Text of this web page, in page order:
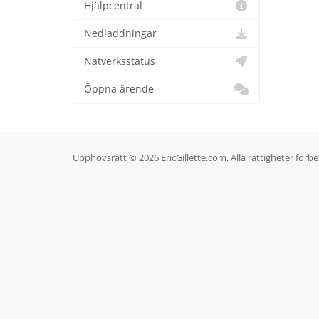
Hjälpcentral
Nedladdningar
Nätverksstatus
Öppna ärende
Upphovsrätt © 2026 EricGillette.com. Alla rättigheter